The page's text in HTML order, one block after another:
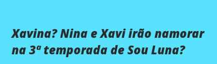
Xavina? Nina e Xavi irão namorar
na 3ª temporada de Sou Luna?